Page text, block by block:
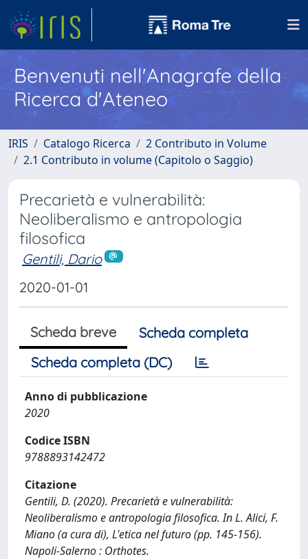
Benvenuti nell'Anagrafe della
Ricerca d'Ateneo
IRIS Catalogo Ricerca
2 Contributo in Volume
2.1 Contributo in volume (Capitolo o Saggio)
Precarietà e vulnerabilità:
Neoliberalismo e antropologia
filosofica
Gentili, Dario
2020-01-01
Scheda breve
Scheda completa
Scheda completa (DC)
Anno di pubblicazione
2020
Codice ISBN
9788893142472
Citazione
Gentili, D. (2020). Precarietà e vulnerabilità:
Neoliberalismo e antropologia filosofica. In L. Alici, F.
Miano (a cura di), L'etica nel futuro (pp. 145-156).
Napoli-Salerno : Orthotes.